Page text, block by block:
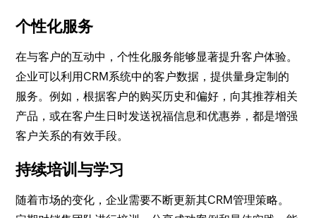
个性化服务
在与客户的互动中，个性化服务能够显著提升客户体验。
企业可以利用CRM系统中的客户数据，提供量身定制的
服务。例如，根据客户的购买历史和偏好，向其推荐相关
产品，或在客户生日时发送祝福信息和优惠券，都是增强
客户关系的有效手段。
持续培训与学习
随着市场的变化，企业需要不断更新其CRM管理策略。